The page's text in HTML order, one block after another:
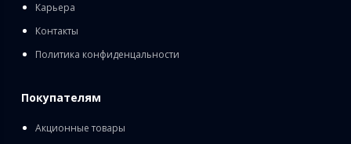
Карьера
Контакты
Политика конфиденцальности
Покупателям
Акционные товары